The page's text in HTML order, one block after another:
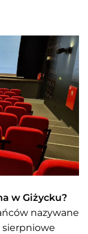
w Giżycku?
nazywane
sierpniowe